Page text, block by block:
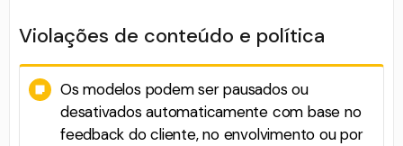
Violações de conteúdo e política
Os modelos podem ser pausados ou
desativados automaticamente com base no
feedback do cliente, no envolvimento ou por